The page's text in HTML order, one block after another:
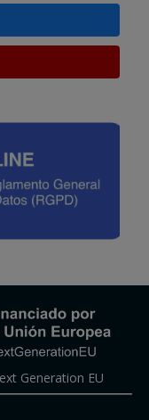
Generation EU